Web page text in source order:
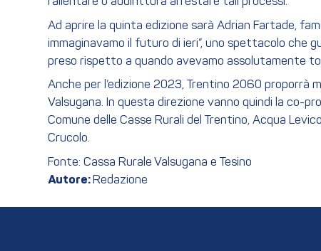
Ad aprire la quinta edizione sarà Adrian Fartade,
immaginavamo il futuro di ieri”, uno spettacolo che
preso rispetto a quando avevamo assolutamente
Anche per l’edizione 2023, Trentino 2060
Valsugana. In questa direzione vanno quindi la co-
Comune delle Casse Rurali del Trentino, Acqua
Crucolo.
Fonte: Cassa Rurale Valsugana e Tesino
Autore: Redazione